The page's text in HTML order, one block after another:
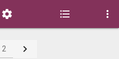
  
2 